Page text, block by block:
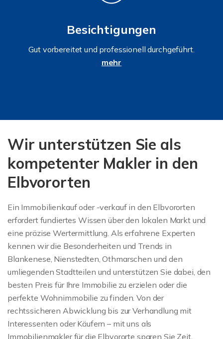
Besichtigungen
Gut vorbereitet und professionell durchgeführt.
mehr
Wir unterstützen Sie als
kompetenter Makler in den
Elbvororten
Ein Immobilienkauf oder -verkauf in den Elbvororten
erfordert fundiertes Wissen über den lokalen Markt und
eine präzise Wertermittlung. Als erfahrene Experten
kennen wir die Besonderheiten und Trends in
Blankenese, Nienstedten, Othmarschen und den
umliegenden Stadtteilen und unterstützen Sie dabei, den
besten Preis für Ihre Immobilie zu erzielen oder die
perfekte Wohnimmobilie zu finden. Von der
rechtssicheren Abwicklung bis zur Verhandlung mit
Interessenten oder Käufern – mit uns als
Immobilienmakler für die Elbvororte sparen Sie Zeit,